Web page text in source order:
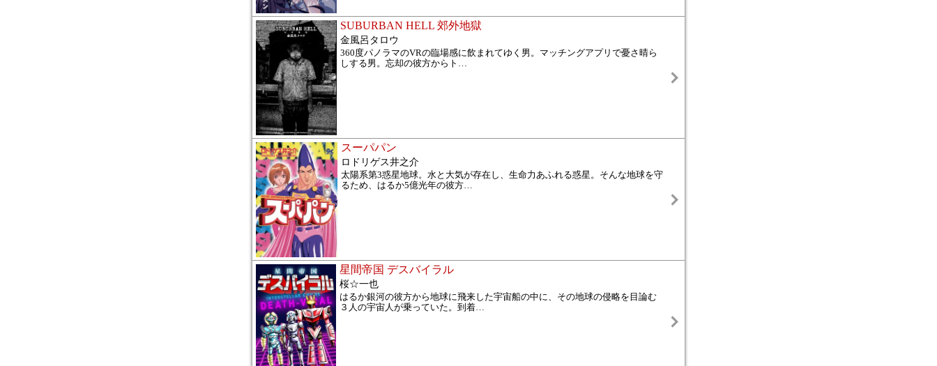
SUBURBAN HELL 郊外地獄
金風呂タロウ
360度パノラマのVRの臨場感に飲まれてゆく男。マッチングアプリで憂さ晴ら
しする男。忘却の彼方からト …
スーパパン
ロドリゲス井之介
太陽系第3惑星地球。水と大気が存在し、生命力あふれる惑星。そんな地球を守
るため、はるか5億光年の彼方…
星間帝国 デスバイラル
桜☆一也
はるか銀河の彼方から地球に飛来した宇宙船の中に、その地球の侵略を目論む
３人の宇宙人が乗っていた。到着…